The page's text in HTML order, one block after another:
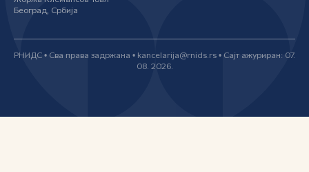
Београд, Србија
РНИДС • Сва права задржана • kancelarija@rnids.rs • Сајт ажуриран: 07.
08. 2026.